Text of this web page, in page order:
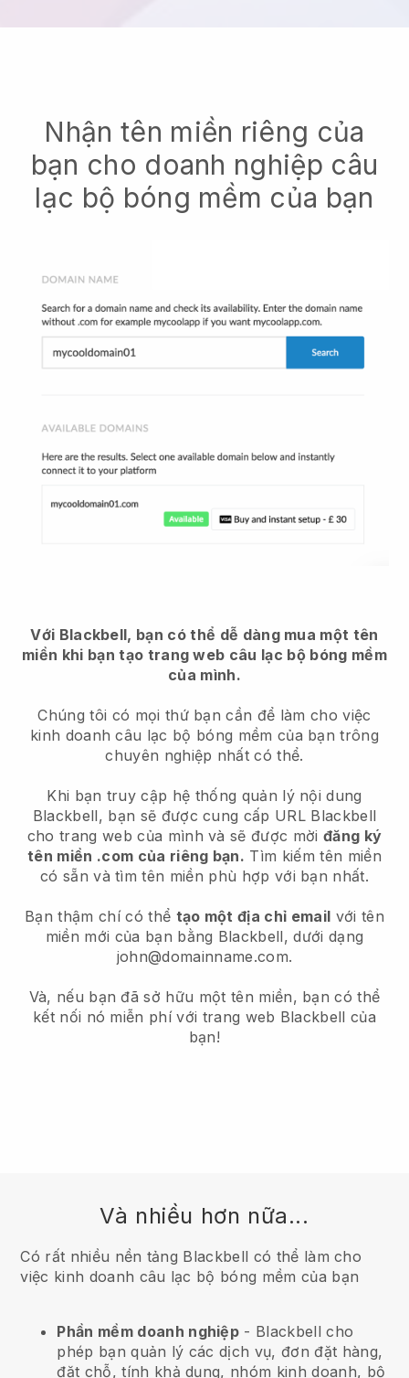
Nhận tên miền riêng của
bạn cho doanh nghiệp câu
lạc bộ bóng mềm của bạn
Với Blackbell, bạn có thể dễ dàng mua một tên
miền khi bạn tạo trang web câu lạc bộ bóng mềm
của mình.
Chúng tôi có mọi thứ bạn cần để làm cho việc
kinh doanh câu lạc bộ bóng mềm của bạn trông
chuyên nghiệp nhất có thể.
Khi bạn truy cập hệ thống quản lý nội dung
Blackbell, bạn sẽ được cung cấp URL Blackbell
cho trang web của mình và sẽ được mời đăng ký
tên miền .com của riêng bạn. Tìm kiếm tên miền
có sẵn và tìm tên miền phù hợp với bạn nhất.
Bạn thậm chí có thể tạo một địa chỉ email với tên
miền mới của bạn bằng Blackbell, dưới dạng
john@domainname.com.
Và, nếu bạn đã sở hữu một tên miền, bạn có thể
kết nối nó miễn phí với trang web Blackbell của
bạn!
Và nhiều hơn nữa...
Có rất nhiều nền tảng Blackbell có thể làm cho
việc kinh doanh câu lạc bộ bóng mềm của bạn
Phần mềm doanh nghiệp - Blackbell cho
phép bạn quản lý các dịch vụ, đơn đặt hàng,
đặt chỗ, tính khả dụng, nhóm kinh doanh, bộ